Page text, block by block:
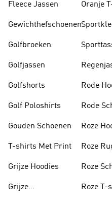
Fleece Jassen
Gewichthefschoenen
Golfbroeken
Golfjassen
Golfshorts
Golf Poloshirts
Gouden Schoenen
T-shirts Met Print
Grijze Hoodies
Grijze
Oranje
Rode
Rode
Roze
Roze
Roze
Roze T-